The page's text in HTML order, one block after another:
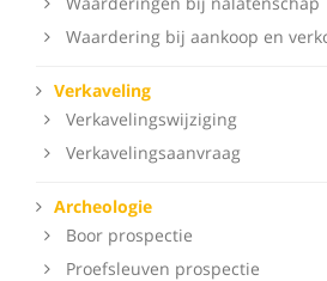
Waardering bij aankoop en
Verkaveling
Verkavelingswijziging
Verkavelingsaanvraag
Archeologie
Boor prospectie
Proefsleuven prospectie